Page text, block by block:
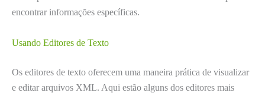
encontrar informações específicas.
Usando Editores de Texto
Os editores de texto oferecem uma maneira prática de visualizar
e editar arquivos XML. Aqui estão alguns dos editores mais